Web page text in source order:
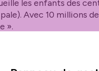
les enfants des
Avec 10 millions
».
tous